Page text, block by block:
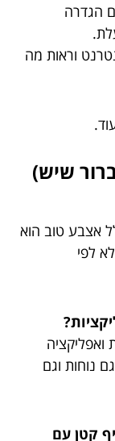
הגדרה
וראות מה
שיש)
אצבע טוב הוא
לפי
ואפליקציה
נוחות וגם
קטן עם